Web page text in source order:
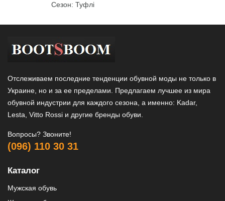
Сезон: Туфлі
Отслеживаем последние тенденции обувной моды не только в
Украине, но и за ее пределами. Предлагаем лучшее из мира
обувной индустрии для каждого сезона, а именно: Kadar,
Lesta, Vitto Rossi и другие бренды обуви.
Вопросы? Звоните!
(096) 110 30 31
Каталог
Мужская обувь